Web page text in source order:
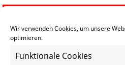
Wir verwenden Cookies, um unsere
optimieren.
Funktionale CookiesTermin eintragen